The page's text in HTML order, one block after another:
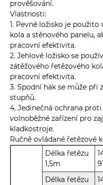
prověšování.
Vlastnosti:
1. Pevné ložisko je
kola a stěnového panelu,
pracovní efektivita.
2. Jehlové ložisko se
zátěžového řetězového
pracovní efektivita.
3. Spodní hák se může při
stupňů.
4. Jedinečná ochrana
volnoběžné zařízení pro
kladkostroje.
Ručně ovládané řetězové
Délka řetězu
1,5m
Délka řetězu